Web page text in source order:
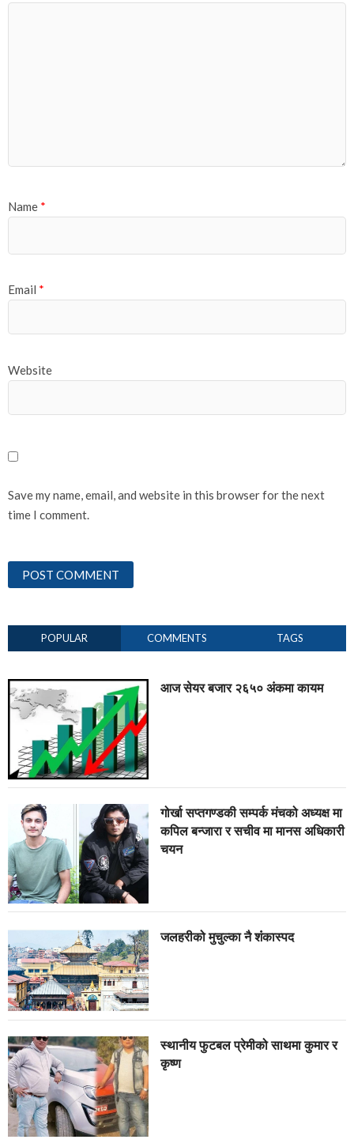
Name *
Email *
Website
Save my name, email, and website in this browser for the next
time I comment.
POPULAR COMMENTS TAGS
आज सेयर बजार २६५० अंकमा कायम
गोर्खा सप्तगण्डकी सम्पर्क मंचको अध्यक्ष मा
कपिल बन्जारा र सचीव मा मानस अधिकारी
चयन
जलहरीको मुचुल्का नै शंंकास्पद
स्थानीय फुटबल प्रेमीको साथमा कुमार र
कृष्ण